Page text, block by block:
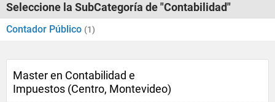
Seleccione la SubCategoría de "Contabilidad"
Contador Público (1)
Master en Contabilidad e
Impuestos (Centro, Montevideo)